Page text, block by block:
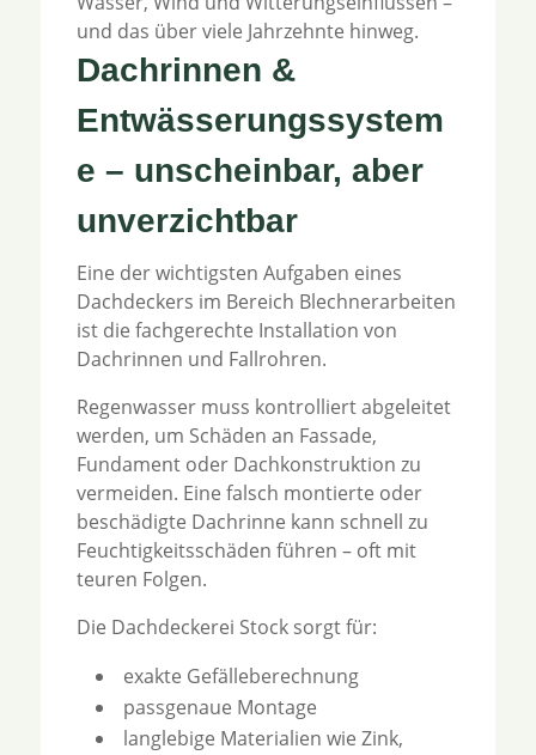
und das über viele Jahrzehnte hinweg.
Dachrinnen &
Entwässerungssystem
e – unscheinbar, aber
unverzichtbar
Eine der wichtigsten Aufgaben eines
Dachdeckers im Bereich Blechnerarbeiten
ist die fachgerechte Installation von
Dachrinnen und Fallrohren.
Regenwasser muss kontrolliert abgeleitet
werden, um Schäden an Fassade,
Fundament oder Dachkonstruktion zu
vermeiden. Eine falsch montierte oder
beschädigte Dachrinne kann schnell zu
Feuchtigkeitsschäden führen – oft mit
teuren Folgen.
Die Dachdeckerei Stock sorgt für:
exakte Gefälleberechnung
passgenaue Montage
langlebige Materialien wie Zink,